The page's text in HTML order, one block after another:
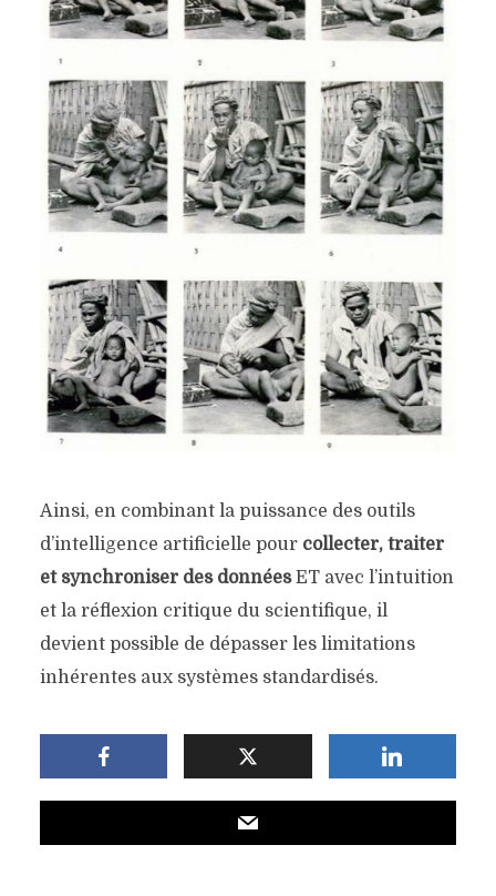
Ainsi, en combinant la puissance des outils
d’intelligence artificielle pour collecter, traiter
et synchroniser des donnéesET avec l’intuition
et la réflexion critique du scientifique, il
devient possible de dépasser les limitations
inhérentes aux systèmes standardisés.